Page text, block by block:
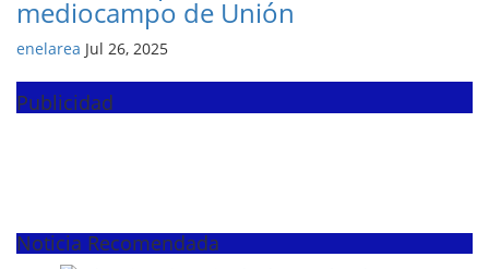
mediocampo de Unión
enelarea Jul 26, 2025
Publicidad
Noticia Recomendada